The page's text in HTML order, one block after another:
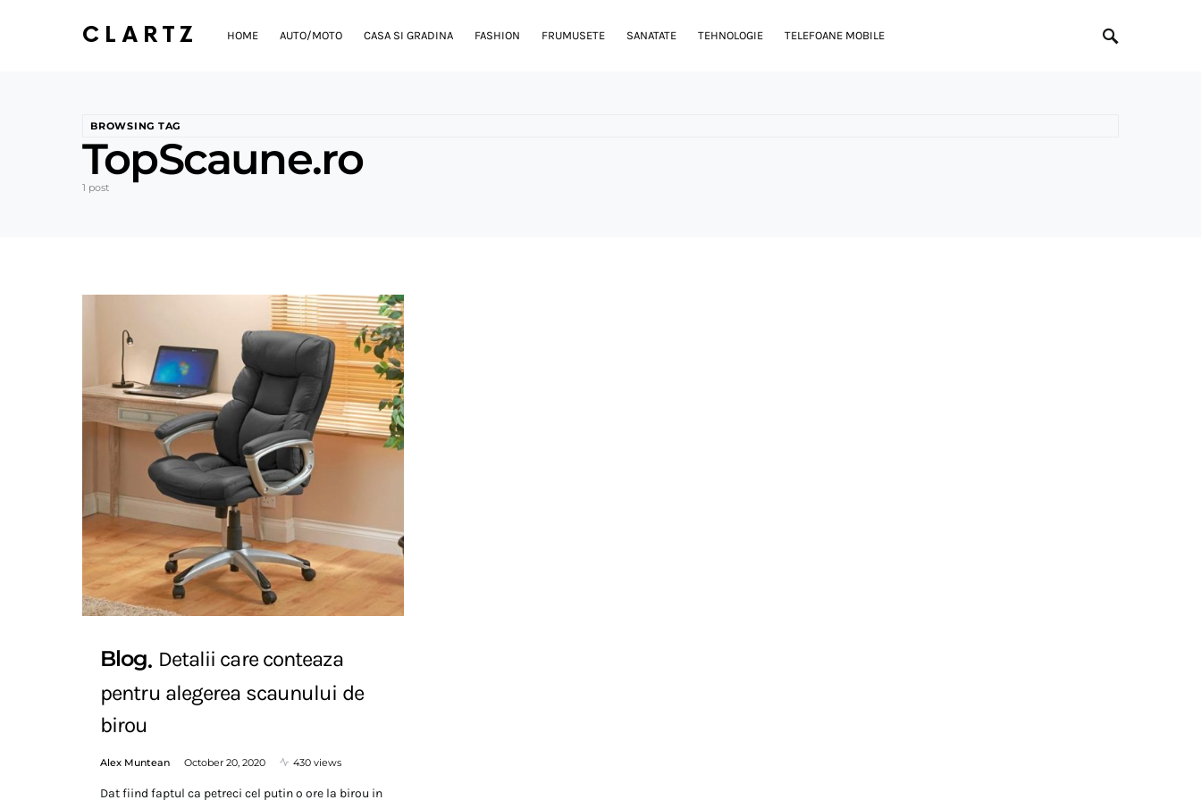
CLARTZ HOME AUTO/MOTO CASA SI GRADINA FASHION FRUMUSETE SANATATE TEHNOLOGIE TELEFOANE MOBILE
BROWSING TAG
TopScaune.ro
1 post
Blog Detalii care conteaza
pentru alegerea scaunului de
birou
Alex Muntean October 20, 2020 430 views
Dat fiind faptul ca petreci cel putin o ore la birou in